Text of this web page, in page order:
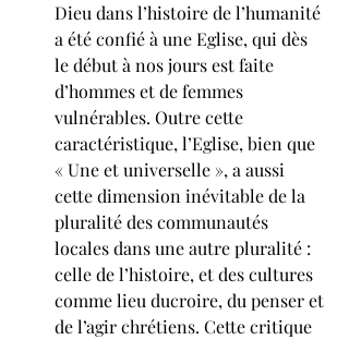
Dieu dans l’histoire de l’humanité
a été confié à une Eglise, qui dès
le début à nos jours est faite
d’hommes et de femmes
vulnérables. Outre cette
caractéristique, l’Eglise, bien que
« Une et universelle », a aussi
cette dimension inévitable de la
pluralité des communautés
locales dans une autre pluralité :
celle de l’histoire, et des cultures
comme lieu ducroire, du penser et
de l’agir chrétiens. Cette critique